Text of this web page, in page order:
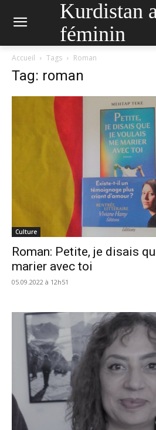
Kurdistan
féminin
Accueil Tags Roman
Tag: roman
Culture
Roman: Petite, je disais
marier avec toi
05.09.2022 à 12h51